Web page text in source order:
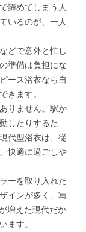
諦めてしまう人
いるのが、一人
どで意外と忙し
準備は負担にな
ース浴衣なら自
きます。
りません。駅か
したりするた
代型浴衣は、従
快適に過ごしや
ーを取り入れた
インが多く、写
増えた現代だか
ます。